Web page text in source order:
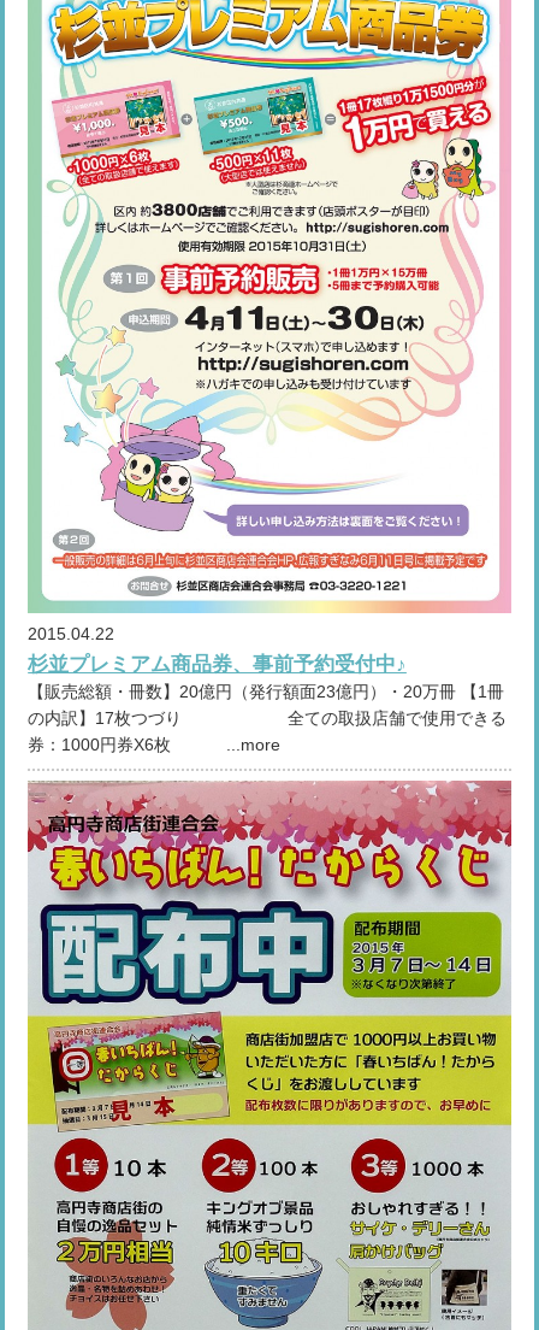
2015.04.22
杉並プレミアム商品券、事前予約受付中♪
【販売総額・冊数】20億円（発行額面23億円）・20万冊 【1冊
の内訳】17枚つづり 全ての取扱店舗で使用できる
券：1000円券X6枚 ...more